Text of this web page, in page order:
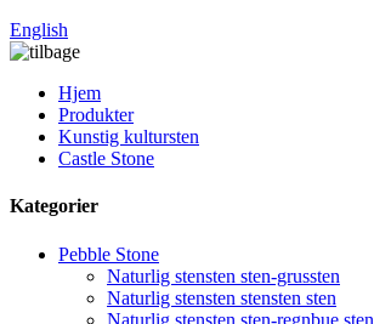
English
Hjem
Produkter
Kunstig kultursten
Castle Stone
Kategorier
Pebble Stone
Naturlig stensten sten-grussten
Naturlig stensten stensten sten
Naturlig stensten sten-regnbue sten